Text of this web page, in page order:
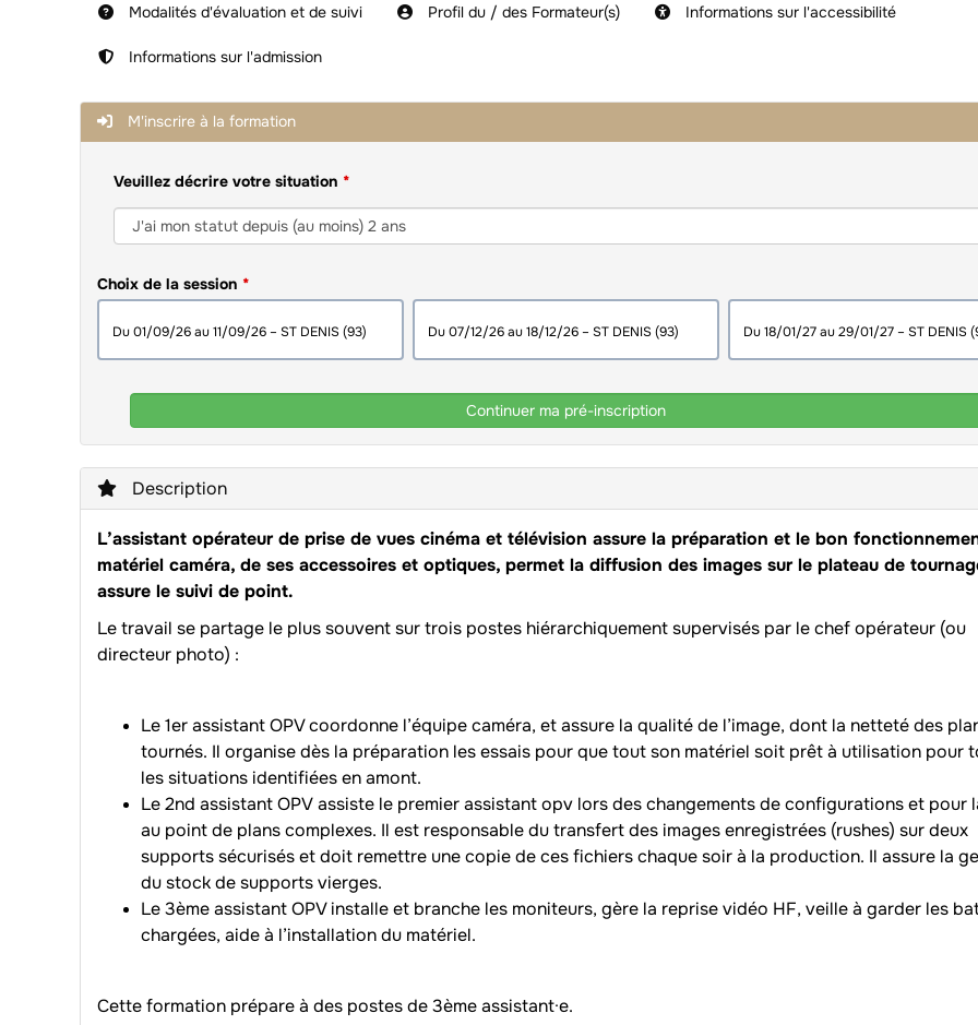
Modalités d'évaluation et de suivi Profil du / des Formateur(s) Informations sur l'accessibilité
Informations sur l'admission
M'inscrire à la formation
Veuillez décrire votre situation
Choix de la session
du 01/09/26 au 11/09/26 – ST DENIS (93) du 07/12/26 au 18/12/26 – ST DENIS (93) du 18/01/27 au 29/01/27 – ST
Continuer ma pré-inscription
Description
L’assistant opérateur de prise de vues cinéma et télévision assure la préparation et le bon
matériel caméra, de ses accessoires et optiques, permet la diffusion des images sur le plateau de
assure le suivi de point.
Le travail se partage le plus souvent sur trois postes hiérarchiquement supervisés par le chef opérateur (ou
directeur photo) :
Le 1er assistant OPV coordonne l’équipe caméra, et assure la qualité de l’image, dont la netteté des
tournés. Il organise dès la préparation les essais pour que tout son matériel soit prêt à utilisation pour
les situations identifiées en amont.
Le 2nd assistant OPV assiste le premier assistant opv lors des changements de configurations et pour
au point de plans complexes. Il est responsable du transfert des images enregistrées (rushes) sur deux
supports sécurisés et doit remettre une copie de ces fichiers chaque soir à la production. Il assure la
du stock de supports vierges.
Le 3ème assistant OPV installe et branche les moniteurs, gère la reprise vidéo HF, veille à garder les
chargées, aide à l’installation du matériel.
Cette formation prépare à des postes de 3ème assistant·e.